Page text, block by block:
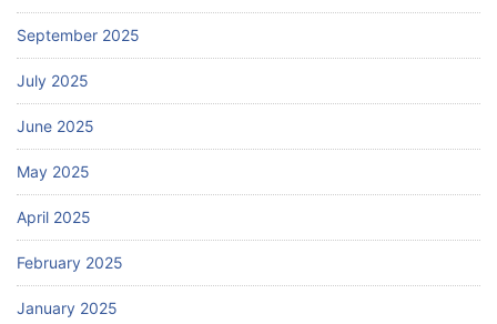
September 2025
July 2025
June 2025
May 2025
April 2025
February 2025
January 2025